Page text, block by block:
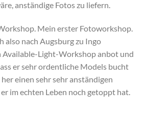
anständige Fotos zu liefern.
Mein erster Fotoworkshop.
also nach Augsburg zu Ingo
Available-Light-Workshop anbot und
er sehr ordentliche Models bucht
einen sehr sehr anständigen
im echten Leben noch getoppt hat.